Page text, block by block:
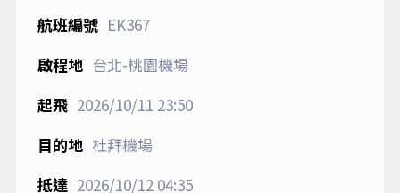
EK367
台北-桃園機場
2026/10/11 23:50
杜拜機場
2026/10/1204:35